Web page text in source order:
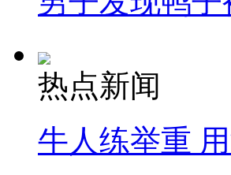
热点新闻
牛人练举重